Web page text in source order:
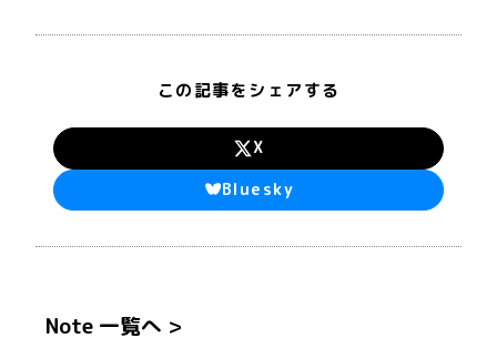
この記事をシェアする
X
Bluesky
Note 一覧へ >